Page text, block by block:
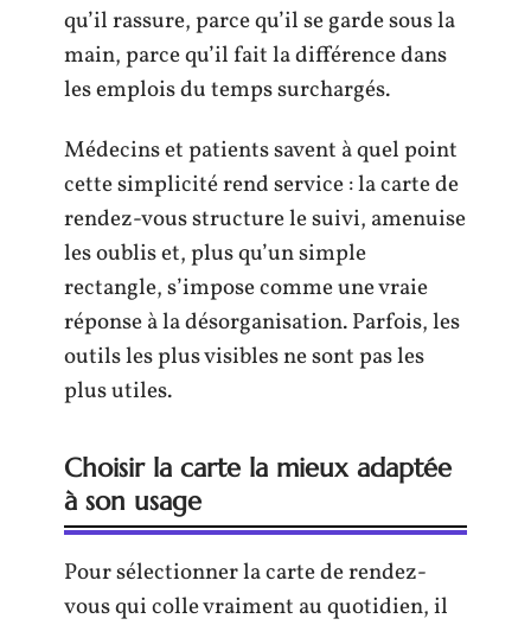
qu’il rassure, parce qu’il se garde sous la
main, parce qu’il fait la différence dans
les emplois du temps surchargés.
Médecins et patients savent à quel point
cette simplicité rend service : la carte de
rendez-vous structure le suivi, amenuise
les oublis et, plus qu’un simple
rectangle, s’impose comme une vraie
réponse à la désorganisation. Parfois, les
outils les plus visibles ne sont pas les
plus utiles.
Choisir la carte la mieux adaptée
à son usage
Pour sélectionner la carte de rendez-
vous qui colle vraiment au quotidien, il